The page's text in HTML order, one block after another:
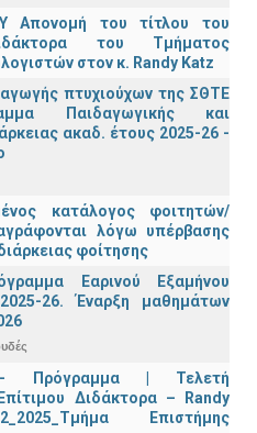
Απονομή του τίτλου του
του Τμήματος
στον κ. Randy Katz
πτυχιούχων της ΣΘΤΕ
Παιδαγωγικής και
ακαδ. έτους 2025-26 -
κατάλογος φοιτητών/
λόγω υπέρβασης
φοίτησης
Εαρινού Εξαμήνου
26. Έναρξη μαθημάτων
- Πρόγραμμα | Τελετή
Διδάκτορα – Randy
Επιστήμης